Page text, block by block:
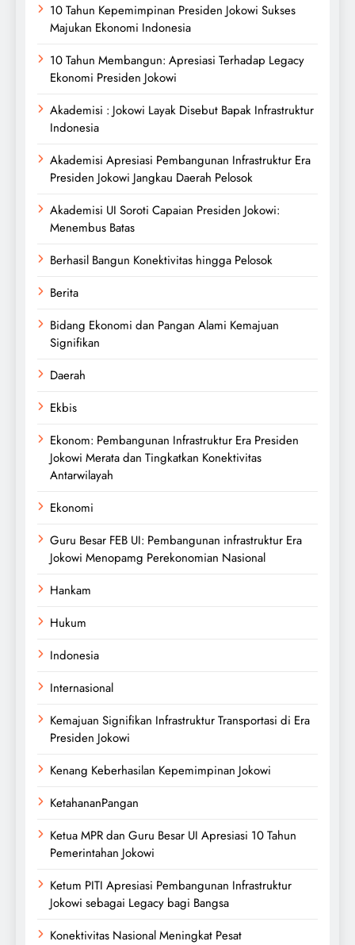
10 Tahun Kepemimpinan Presiden Jokowi Sukses
Majukan Ekonomi Indonesia
10 Tahun Membangun: Apresiasi Terhadap Legacy
Ekonomi Presiden Jokowi
Akademisi : Jokowi Layak Disebut Bapak Infrastruktur
Indonesia
Akademisi Apresiasi Pembangunan Infrastruktur Era
Presiden Jokowi Jangkau Daerah Pelosok
Akademisi UI Soroti Capaian Presiden Jokowi:
Menembus Batas
Berhasil Bangun Konektivitas hingga Pelosok
Berita
Bidang Ekonomi dan Pangan Alami Kemajuan
Signifikan
Daerah
Ekbis
Ekonom: Pembangunan Infrastruktur Era Presiden
Jokowi Merata dan Tingkatkan Konektivitas
Antarwilayah
Ekonomi
Guru Besar FEB UI: Pembangunan infrastruktur Era
Jokowi Menopamg Perekonomian Nasional
Hankam
Hukum
Indonesia
Internasional
Kemajuan Signifikan Infrastruktur Transportasi di Era
Presiden Jokowi
Kenang Keberhasilan Kepemimpinan Jokowi
KetahananPangan
Ketua MPR dan Guru Besar UI Apresiasi 10 Tahun
Pemerintahan Jokowi
Ketum PITI Apresiasi Pembangunan Infrastruktur
Jokowi sebagai Legacy bagi Bangsa
Konektivitas Nasional Meningkat Pesat